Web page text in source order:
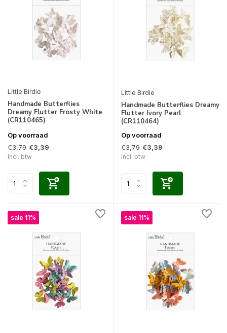
Little Birdie
Handmade Butterflies
Dreamy Flutter Frosty White
(CR110465)
Op voorraad
€3,79 €3,39
Incl. btw
Little Birdie
Handmade Butterflies Dreamy
Flutter Ivory Pearl
(CR110464)
Op voorraad
€3,79 €3,39
Incl. btw
sale 11% sale 11%